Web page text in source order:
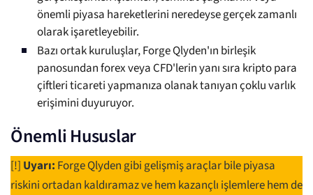
önemli piyasa hareketlerini neredeyse gerçek zamanlı
olarak işaretleyebilir.
Bazı ortak kuruluşlar, Forge Qlyden'ın birleşik
panosundan forex veya CFD'lerin yanı sıra kripto para
çiftleri ticareti yapmanıza olanak tanıyan çoklu varlık
erişimini duyuruyor.
Önemli Hususlar
[!] Uyarı: Forge Qlyden gibi gelişmiş araçlar bile piyasa
riskini ortadan kaldıramaz ve hem kazançlı işlemlere hem de